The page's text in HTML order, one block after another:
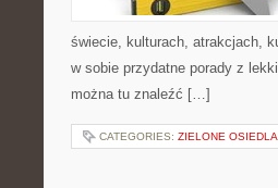
świecie, kulturach, atrakcjach,
w sobie przydatne porady z
można tu znaleźć […]
CATEGORIES: ZIELONE